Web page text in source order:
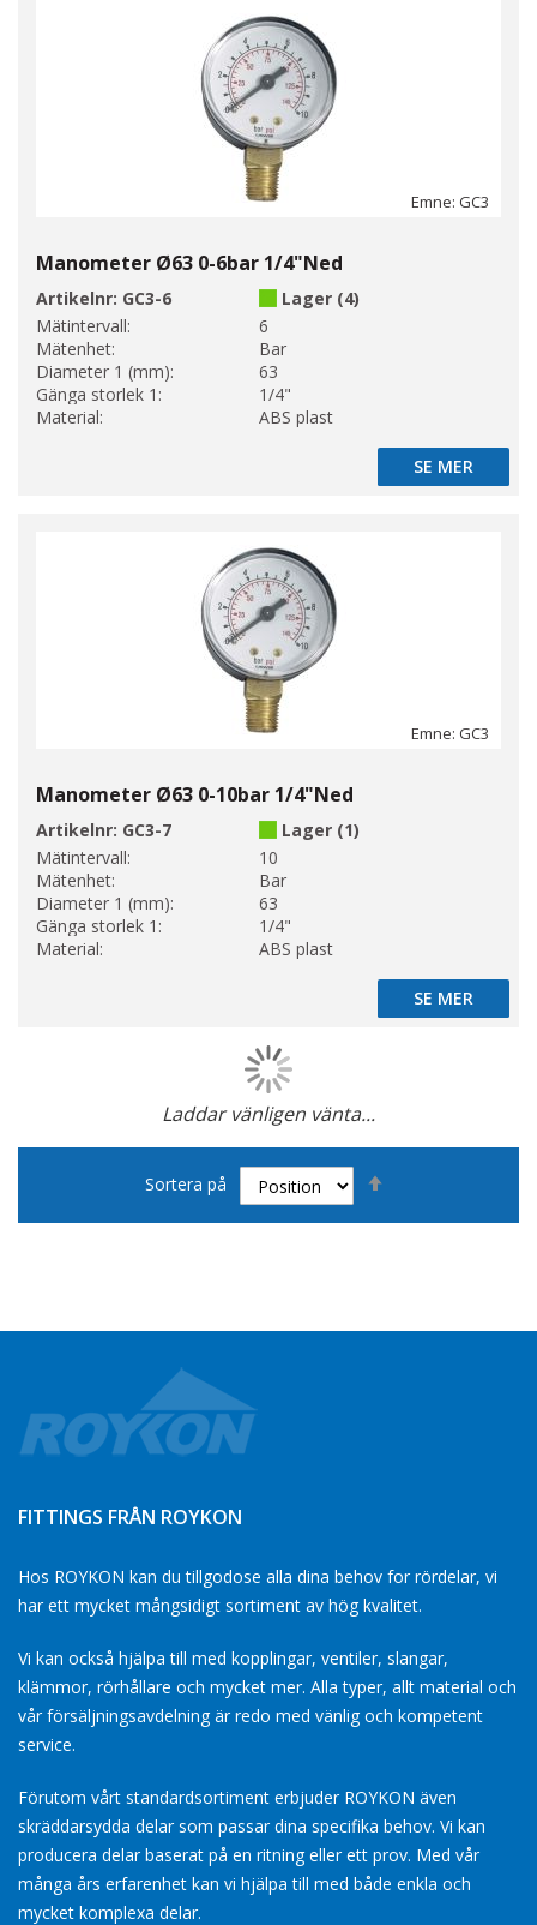
Emne: GC3
Manometer Ø63 0-6bar 1/4"Ned
Artikelnr: GC3-6
Lager (4)
Mätintervall:
6
Mätenhet:
Bar
Diameter 1 (mm):
63
Gänga storlek 1:
1/4"
Material:
ABS plast
SE MER
SE MER
Emne: GC3
Manometer Ø63 0-10bar 1/4"Ned
Artikelnr: GC3-7
Lager (1)
Mätintervall:
10
Mätenhet:
Bar
Diameter 1 (mm):
63
Gänga storlek 1:
1/4"
Material:
ABS plast
SE MER
SE MER
Laddar vänligen vänta...
Page
Sortera på
FITTINGS FRÅN ROYKON
Hos ROYKON kan du tillgodose alla dina behov for rördelar, vi
har ett mycket mångsidigt sortiment av hög kvalitet.
Vi kan också hjälpa till med kopplingar, ventiler, slangar,
klämmor, rörhållare och mycket mer. Alla typer, allt material och
vår försäljningsavdelning är redo med vänlig och kompetent
service.
Förutom vårt standardsortiment erbjuder ROYKON även
skräddarsydda delar som passar dina specifika behov. Vi kan
producera delar baserat på en ritning eller ett prov. Med vår
många års erfarenhet kan vi hjälpa till med både enkla och
mycket komplexa delar.